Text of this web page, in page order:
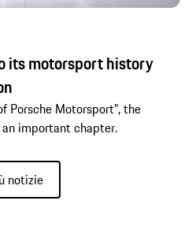
its motorsport history
Porsche Motorsport”, the
important chapter.
notizie